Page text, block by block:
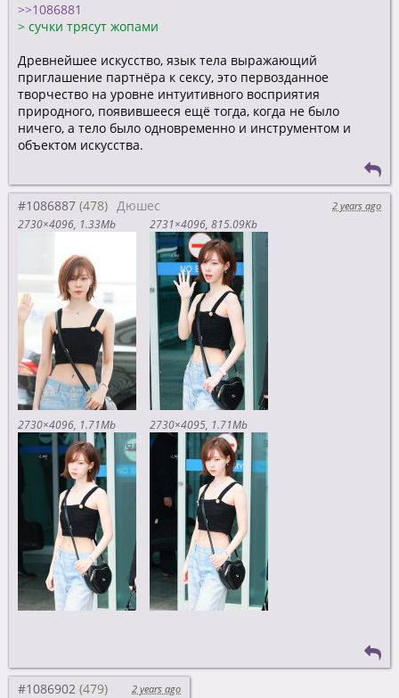
>>1086881
> сучки трясут жопами
Древнейшее искусство, язык тела выражающий
приглашение партнёра к сексу, это первозданное
творчество на уровне интуитивного восприятия
природного, появившееся ещё тогда, когда не было
ничего, а тело было одновременно и инструментом и
объектом искусства.
#1086887 Дюшес
2 years ago
2730×4096 1.33Mb 2731×4096 815.09Kb
2730×4096 1.71Mb 2730×4095 1.71Mb
#1086902 2 years ago